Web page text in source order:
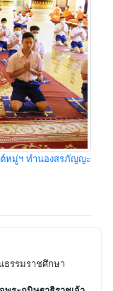
ต์หมู่ฯ ทำนองสรภัญญะ
ธรรมราชศึกษา